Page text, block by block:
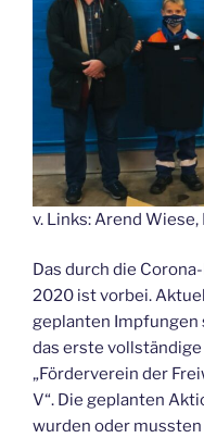
v. Links: Arend
Das durch die
2020 ist vorbei.
geplanten Impfungen
das erste
„Förderverein der
V“. Die geplanten
wurden oder